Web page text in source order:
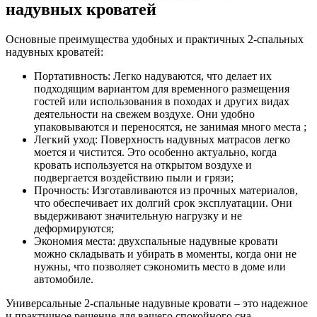
надувных кроватей
Основные преимущества удобных и практичных 2-спальных
надувных кроватей:
Портативность: Легко надуваются, что делает их
подходящим вариантом для временного размещения
гостей или использования в походах и других видах
деятельности на свежем воздухе. Они удобно
упаковываются и переносятся, не занимая много места ;
Легкий уход: Поверхность надувных матрасов легко
моется и чистится. Это особенно актуально, когда
кровать используется на открытом воздухе и
подвергается воздействию пыли и грязи;
Прочность: Изготавливаются из прочных материалов,
что обеспечивает их долгий срок эксплуатации. Они
выдерживают значительную нагрузку и не
деформируются;
Экономия места: двухспальные надувные кровати
можно складывать и убирать в моменты, когда они не
нужны, что позволяет сэкономить место в доме или
автомобиле.
Универсальные 2-спальные надувные кровати – это надежное